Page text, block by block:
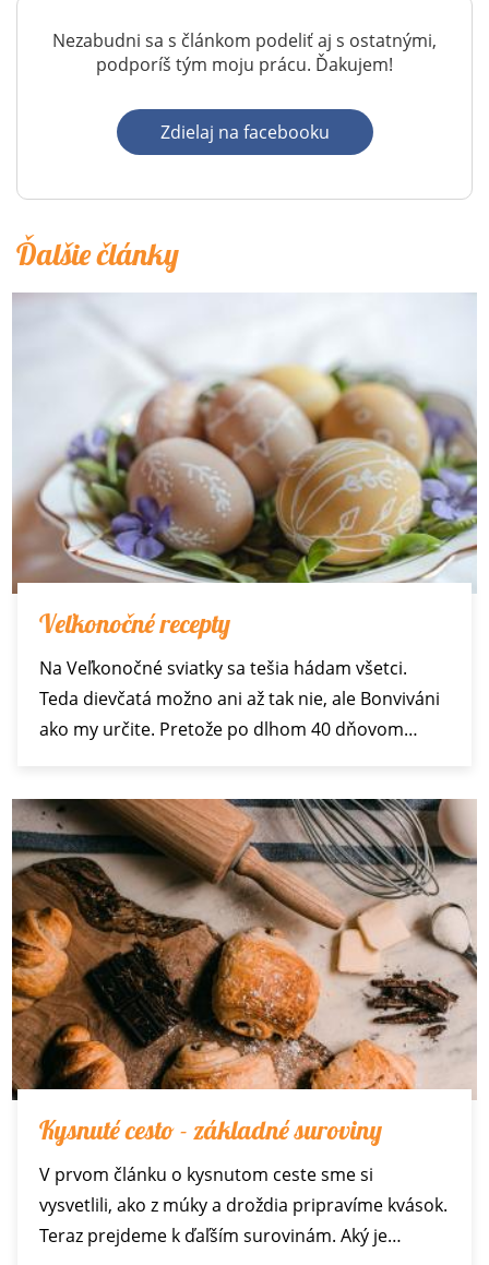
Nezabudni sa s článkom podeliť aj s ostatnými,
podporíš tým moju prácu. Ďakujem!
Zdielaj na facebooku
Ďalšie články
Veľkonočné recepty
Na Veľkonočné sviatky sa tešia hádam všetci.
Teda dievčatá možno ani až tak nie, ale Bonviváni
ako my určite. Pretože po dlhom 40 dňovom…
Kysnuté cesto - základné suroviny
V prvom článku o kysnutom ceste sme si
vysvetlili, ako z múky a droždia pripravíme kvások.
Teraz prejdeme k ďaľším surovinám. Aký je…